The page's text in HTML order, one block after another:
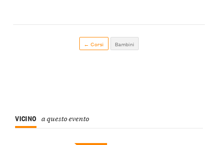
← Corsi Bambini
VICINO a questo evento